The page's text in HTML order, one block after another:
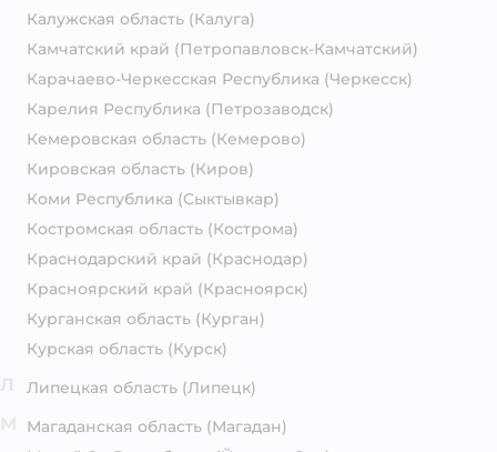
Калужская область (Калуга)
Камчатский край (Петропавловск-Камчатский)
Карачаево-Черкесская Республика (Черкесск)
Карелия Республика (Петрозаводск)
Кемеровская область (Кемерово)
Кировская область (Киров)
Коми Республика (Сыктывкар)
Костромская область (Кострома)
Краснодарский край (Краснодар)
Красноярский край (Красноярск)
Курганская область (Курган)
Курская область (Курск)
Липецкая область (Липецк)
Магаданская область (Магадан)